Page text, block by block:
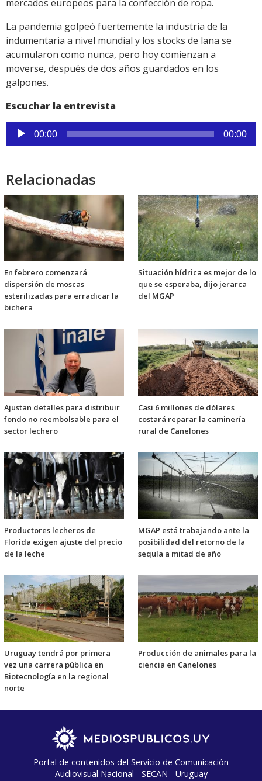
mercados europeos para la confección de ropa.
La pandemia golpeó fuertemente la industria de la
indumentaria a nivel mundial y los stocks de lana se
acumularon como nunca, pero hoy comienzan a
moverse, después de dos años guardados en los
galpones.
Escuchar la entrevista
Reproductor
de
00:00 00:00
Relacionadas
En febrero comenzará
dispersión de moscas
esterilizadas para erradicar la
bichera
Situación hídrica es mejor de lo
que se esperaba, dijo jerarca
del MGAP
Ajustan detalles para distribuir
fondo no reembolsable para el
sector lechero
Casi 6 millones de dólares
costará reparar la caminería
rural de Canelones
Productores lecheros de
Florida exigen ajuste del precio
de la leche
MGAP está trabajando ante la
posibilidad del retorno de la
sequía a mitad de año
Uruguay tendrá por primera
vez una carrera pública en
Biotecnología en la regional
norte
Producción de animales para la
ciencia en Canelones
Portal de contenidos del Servicio de Comunicación
Audiovisual Nacional - SECAN - Uruguay